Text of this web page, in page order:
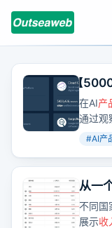
【
察
在AI产
通过观
析了
#AI产
从一
家收
海
不同国
展示收